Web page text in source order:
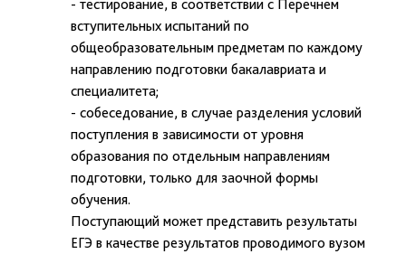
- тестирование, в соответствии с Перечнем
вступительных испытаний по
общеобразовательным предметам по каждому
направлению подготовки бакалавриата и
специалитета;
- собеседование, в случае разделения условий
поступления в зависимости от уровня
образования по отдельным направлениям
подготовки, только для заочной формы
обучения.
Поступающий может представить результаты
ЕГЭ в качестве результатов проводимого вузом